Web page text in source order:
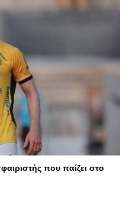
που παίζει στο